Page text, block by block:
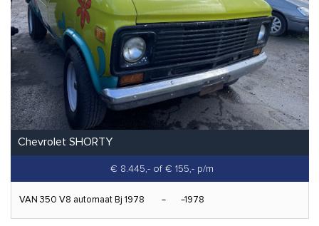
Chevrolet SHORTY
€ 8.445,- of € 155,- p/m
VAN 350 V8 automaat Bj 1978 1978